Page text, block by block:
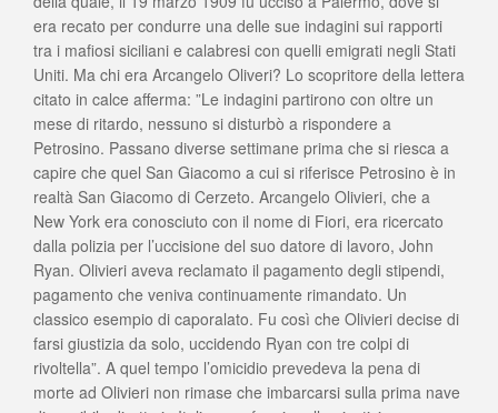
era recato per condurre una delle sue indagini sui rapporti
tra i mafiosi siciliani e calabresi con quelli emigrati negli Stati
Uniti. Ma chi era Arcangelo Oliveri? Lo scopritore della lettera
citato in calce afferma: ”Le indagini partirono con oltre un
mese di ritardo, nessuno si disturbò a rispondere a
Petrosino. Passano diverse settimane prima che si riesca a
capire che quel San Giacomo a cui si riferisce Petrosino è in
realtà San Giacomo di Cerzeto. Arcangelo Olivieri, che a
New York era conosciuto con il nome di Fiori, era ricercato
dalla polizia per l’uccisione del suo datore di lavoro, John
Ryan. Olivieri aveva reclamato il pagamento degli stipendi,
pagamento che veniva continuamente rimandato. Un
classico esempio di caporalato. Fu così che Olivieri decise di
farsi giustizia da solo, uccidendo Ryan con tre colpi di
rivoltella”. A quel tempo l’omicidio prevedeva la pena di
morte ad Olivieri non rimase che imbarcarsi sulla prima nave